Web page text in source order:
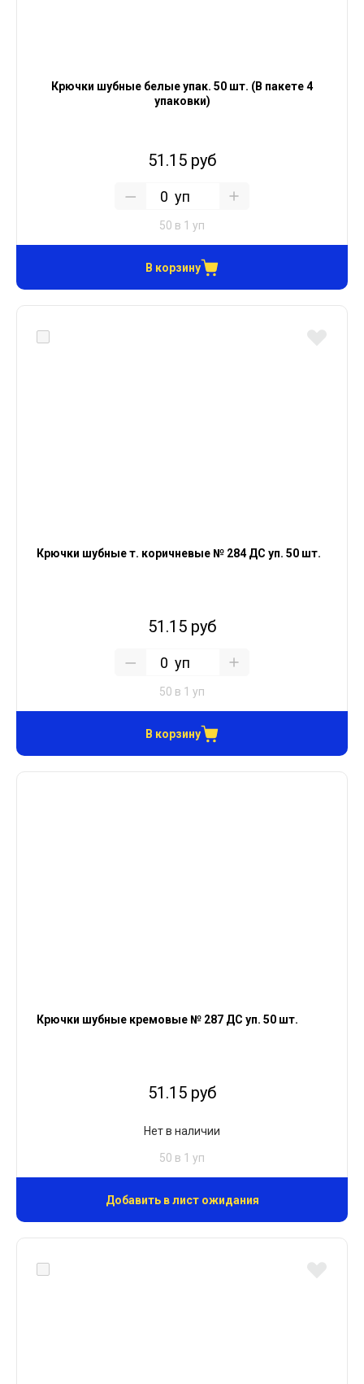
Крючки шубные белые упак. 50 шт. (В пакете 4
упаковки)
51.15 руб
уп
50 в 1 уп
В корзину
Крючки шубные т. коричневые № 284 ДС уп. 50 шт.
51.15 руб
уп
50 в 1 уп
В корзину
Крючки шубные кремовые № 287 ДС уп. 50 шт.
51.15 руб
Нет в наличии
50 в 1 уп
Добавить в лист ожидания